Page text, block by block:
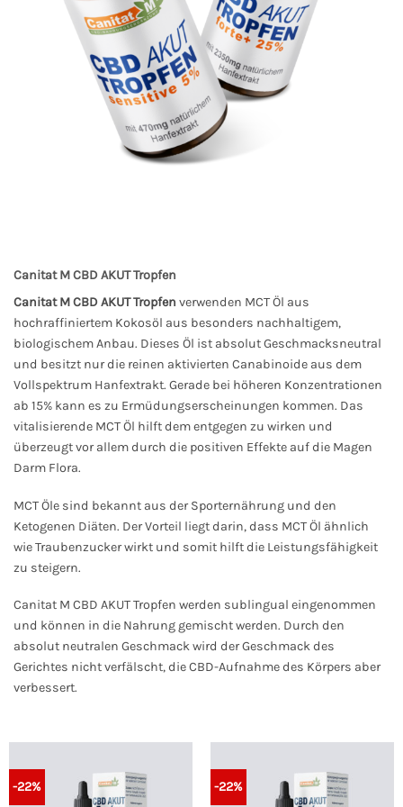
Canitat M CBD AKUT Tropfen
Canitat M CBD AKUT Tropfen verwenden MCT Öl aus
hochraffiniertem Kokosöl aus besonders nachhaltigem,
biologischem Anbau. Dieses Öl ist absolut Geschmacksneutral
und besitzt nur die reinen aktivierten Canabinoide aus dem
Vollspektrum Hanfextrakt. Gerade bei höheren Konzentrationen
ab 15% kann es zu Ermüdungserscheinungen kommen. Das
vitalisierende MCT Öl hilft dem entgegen zu wirken und
überzeugt vor allem durch die positiven Effekte auf die Magen
Darm Flora.
MCT Öle sind bekannt aus der Sporternährung und den
Ketogenen Diäten. Der Vorteil liegt darin, dass MCT Öl ähnlich
wie Traubenzucker wirkt und somit hilft die Leistungsfähigkeit
zu steigern.
Canitat M CBD AKUT Tropfen werden sublingual eingenommen
und können in die Nahrung gemischt werden. Durch den
absolut neutralen Geschmack wird der Geschmack des
Gerichtes nicht verfälscht, die CBD-Aufnahme des Körpers aber
verbessert.
-22% -22%